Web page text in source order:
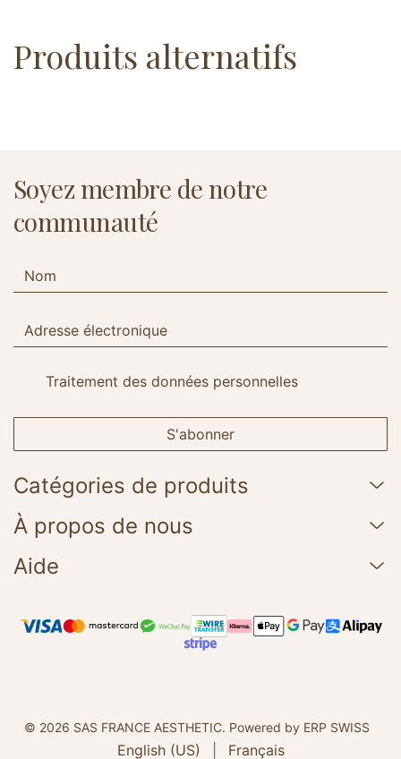
Produits alternatifs
Soyez membre de notre
communauté
Traitement des données personnelles
S'abonner
Catégories de produits
À propos de nous
Aide
© 2026 SAS FRANCE AESTHETIC. Powered by ERP SWISS
English (US) Français